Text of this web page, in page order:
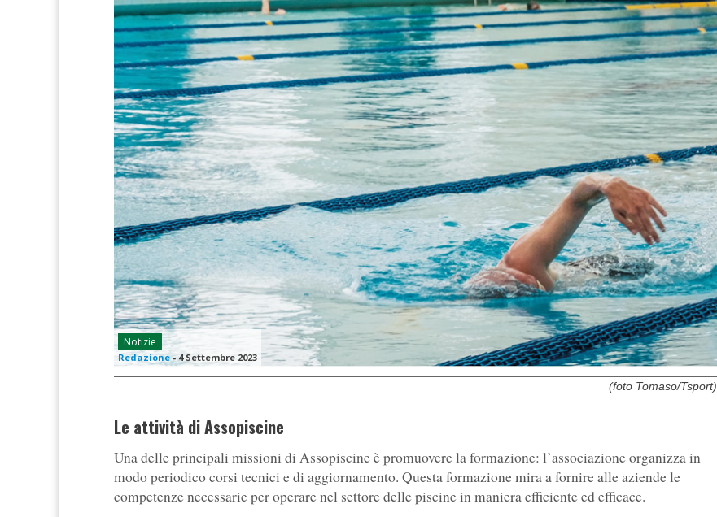
Notizie
Redazione-4 Settembre 2023
(foto Tomaso/Tsport).
Le attività di Assopiscine
Una delle principali missioni di Assopiscine è promuovere la formazione: l’associazione organizza in
modo periodico corsi tecnici e di aggiornamento. Questa formazione mira a fornire alle aziende le
competenze necessarie per operare nel settore delle piscine in maniera efficiente ed efficace.